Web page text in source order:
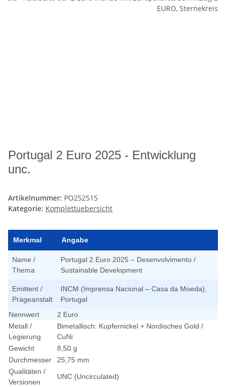
Portugal 2 Euro 2025 - Entwicklung
unc.
Artikelnummer: PO252515
Kategorie: Komplettuebersicht
Merkmal Angabe
Name /
Thema
Portugal 2 Euro 2025 – Desenvolvimento /
Sustainable Development
Emittent /
Prägeanstalt
INCM (Imprensa Nacional – Casa da Moeda),
Portugal
Nennwert
2 Euro
Metall /
Legierung
Bimetallisch: Kupfernickel + Nordisches Gold /
CuNi
Gewicht
8,50 g
Durchmesser
25,75 mm
Qualitäten /
Versionen
UNC (Uncirculated)